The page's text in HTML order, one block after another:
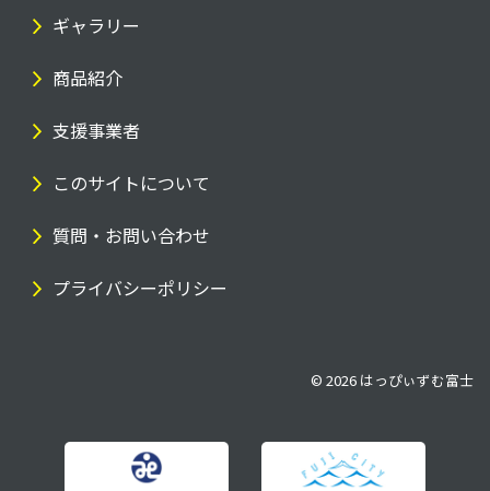
ギャラリー
商品紹介
支援事業者
このサイトについて
質問・お問い合わせ
プライバシーポリシー
© 2026 はっぴぃずむ富士